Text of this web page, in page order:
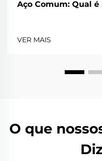
Aço Comum: Qual é
VER MAIS
O que